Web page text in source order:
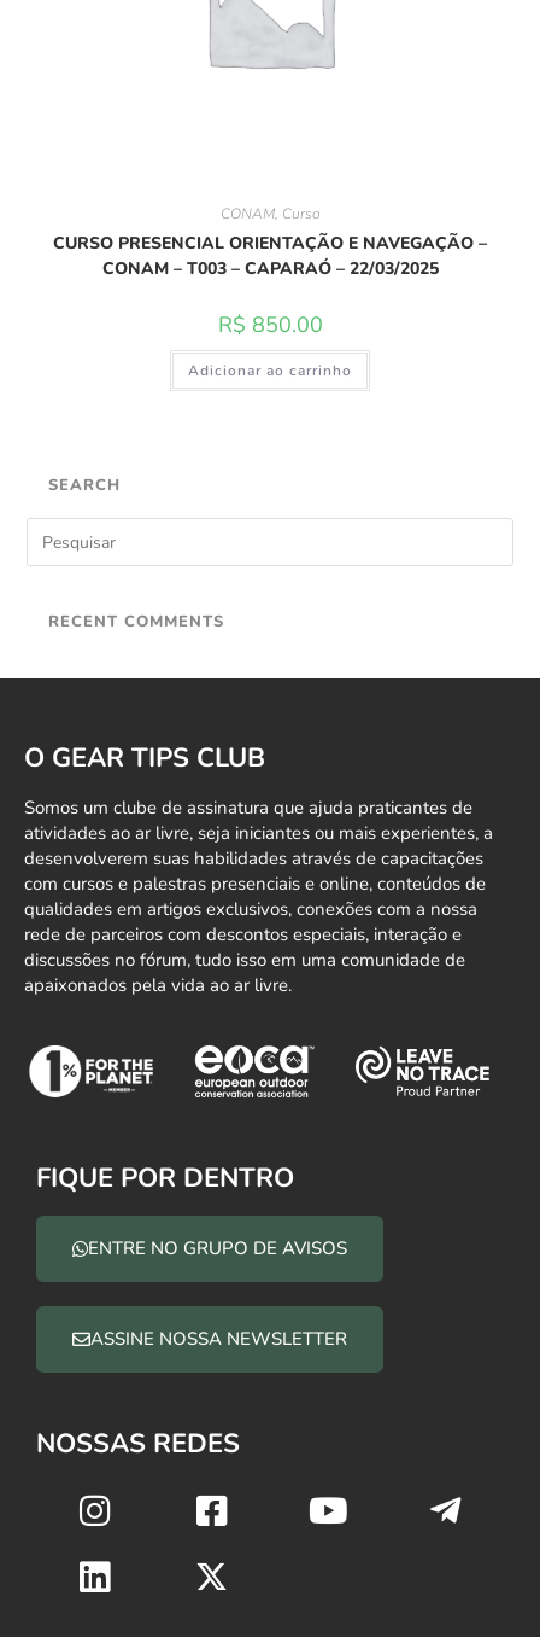
CONAM, Curso
CURSO PRESENCIAL ORIENTAÇÃO E NAVEGAÇÃO –
CONAM – T003 – CAPARAÓ – 22/03/2025
R$ 850.00
Adicionar ao carrinho
SEARCH
RECENT COMMENTS
O GEAR TIPS CLUB
Somos um clube de assinatura que ajuda praticantes de
atividades ao ar livre, seja iniciantes ou mais experientes, a
desenvolverem suas habilidades através de capacitações
com cursos e palestras presenciais e online, conteúdos de
qualidades em artigos exclusivos, conexões com a nossa
rede de parceiros com descontos especiais, interação e
discussões no fórum, tudo isso em uma comunidade de
apaixonados pela vida ao ar livre.
FIQUE POR DENTRO
ENTRE NO GRUPO DE AVISOS
ASSINE NOSSA NEWSLETTER
NOSSAS REDES